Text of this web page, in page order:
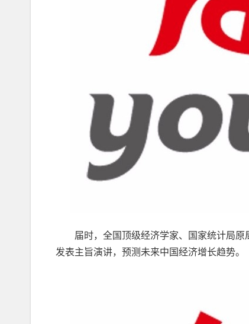
届时，全国顶级经济学家、国家统计局原
发表主旨演讲，预测未来中国经济增长趋势。